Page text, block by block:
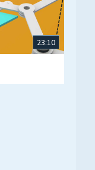
23:10